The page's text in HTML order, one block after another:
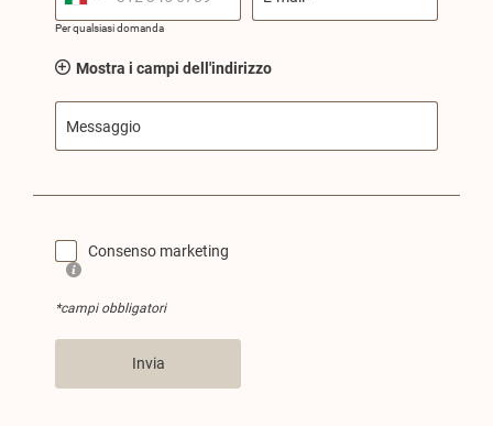
Per qualsiasi domanda
Mostra i campi dell'indirizzo
Messaggio
Consenso marketing
*campi obbligatori
Invia